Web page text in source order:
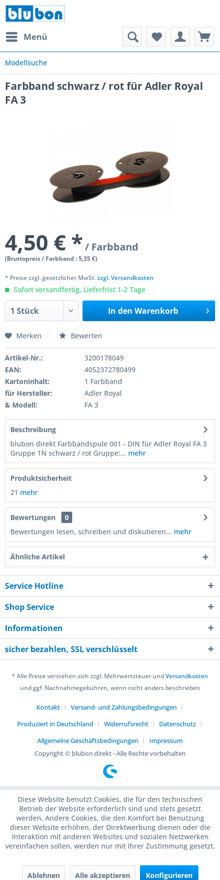
Menü
Modellsuche
Farbband schwarz / rot für Adler Royal
FA 3
4,50 € */ Farbband
(Bruttopreis / Farbband : 5,35 €)
* Preise zzgl. gesetzlicher MwSt.zzgl. Versandkosten
Sofort versandfertig, Lieferfrist 1-2 Tage
In den Warenkorb
Merken Bewerten
Artikel-Nr.:
3200178049
EAN:
4052372780499
Kartoninhalt:
1 Farbband
für Hersteller:
Adler Royal
& Modell:
FA 3
Beschreibung
blubon direkt Farbbandspule 001 - DIN für Adler Royal FA 3
Gruppe 1N schwarz / rot Gruppe:... mehr
Produktsicherheit
21 mehr
Bewertungen
0
Bewertungen lesen, schreiben und diskutieren... mehr
Ähnliche Artikel
Service Hotline
Shop Service
Informationen
sicher bezahlen, SSL verschlüsselt
* Alle Preise verstehen sich zzgl. Mehrwertsteuer undVersandkosten
und ggf. Nachnahmegebühren, wenn nicht anders beschrieben
Kontakt
Versand- und Zahlungsbedingungen
Produziert in Deutschland
Widerrufsrecht
Datenschutz
Allgemeine Geschäftsbedingungen
Impressum
Copyright © blubon direkt - Alle Rechte vorbehalten
Diese Website benutzt Cookies, die für den technischen
Betrieb der Website erforderlich sind und stets gesetzt
werden. Andere Cookies, die den Komfort bei Benutzung
dieser Website erhöhen, der Direktwerbung dienen oder die
Interaktion mit anderen Websites und sozialen Netzwerken
vereinfachen sollen, werden nur mit Ihrer Zustimmung gesetzt.
Ablehnen Alle akzeptieren Konfigurieren